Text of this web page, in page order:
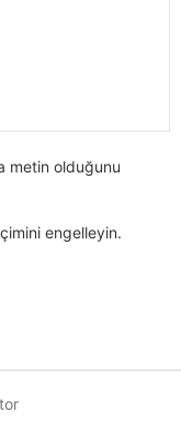
metin olduğunu
engelleyin.